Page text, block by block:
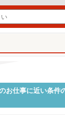
お仕事に近い条件